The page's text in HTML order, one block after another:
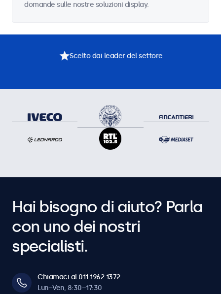
domande sulle nostre soluzioni display.
Scelto dai leader del settore
Hai bisogno di aiuto? Parla
con uno dei nostri
specialisti.
Chiamaci al 011 1962 1372
Lun–Ven, 8:30–17:30